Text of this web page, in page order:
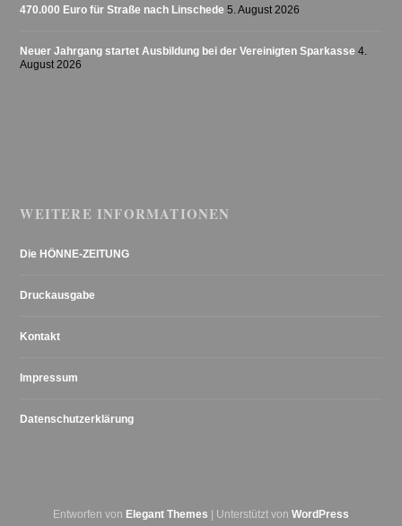
470.000 Euro für Straße nach Linschede 5. August 2026
Neuer Jahrgang startet Ausbildung bei der Vereinigten Sparkasse 4.
August 2026
WEITERE INFORMATIONEN
Die HÖNNE-ZEITUNG
Druckausgabe
Kontakt
Impressum
Datenschutzerklärung
Entworfen von Elegant Themes | Unterstützt von WordPress